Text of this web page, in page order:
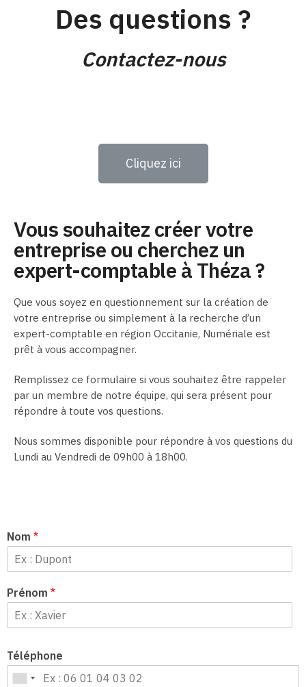
Des questions ?
Contactez-nous
Cliquez ici
Vous souhaitez créer votre
entreprise ou cherchez un
expert-comptable à Théza ?
Que vous soyez en questionnement sur la création de
votre entreprise ou simplement à la recherche d’un
expert-comptable en région Occitanie, Numériale est
prêt à vous accompagner.
Remplissez ce formulaire si vous souhaitez être rappeler
par un membre de notre équipe, qui sera présent pour
répondre à toute vos questions.
Nous sommes disponible pour répondre à vos questions du
Lundi au Vendredi de 09h00 à 18h00.
Nom *
Prénom *
Téléphone